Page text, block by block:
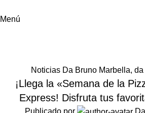
Menú
Noticias Da Bruno Marbella, da
¡Llega la «Semana de la
Express! Disfruta tus
Publicado por